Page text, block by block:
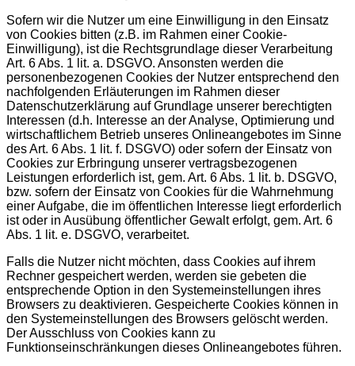
Sofern wir die Nutzer um eine Einwilligung in den Einsatz
von Cookies bitten (z.B. im Rahmen einer Cookie-
Einwilligung), ist die Rechtsgrundlage dieser Verarbeitung
Art. 6 Abs. 1 lit. a. DSGVO. Ansonsten werden die
personenbezogenen Cookies der Nutzer entsprechend den
nachfolgenden Erläuterungen im Rahmen dieser
Datenschutzerklärung auf Grundlage unserer berechtigten
Interessen (d.h. Interesse an der Analyse, Optimierung und
wirtschaftlichem Betrieb unseres Onlineangebotes im Sinne
des Art. 6 Abs. 1 lit. f. DSGVO) oder sofern der Einsatz von
Cookies zur Erbringung unserer vertragsbezogenen
Leistungen erforderlich ist, gem. Art. 6 Abs. 1 lit. b. DSGVO,
bzw. sofern der Einsatz von Cookies für die Wahrnehmung
einer Aufgabe, die im öffentlichen Interesse liegt erforderlich
ist oder in Ausübung öffentlicher Gewalt erfolgt, gem. Art. 6
Abs. 1 lit. e. DSGVO, verarbeitet.
Falls die Nutzer nicht möchten, dass Cookies auf ihrem
Rechner gespeichert werden, werden sie gebeten die
entsprechende Option in den Systemeinstellungen ihres
Browsers zu deaktivieren. Gespeicherte Cookies können in
den Systemeinstellungen des Browsers gelöscht werden.
Der Ausschluss von Cookies kann zu
Funktionseinschränkungen dieses Onlineangebotes führen.